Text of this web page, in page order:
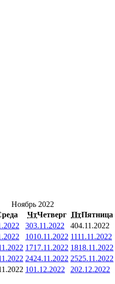
Ноябрь 2022
ЧтЧетверг ПтПятница
303.11.2022 404.11.2022
1010.11.2022 1111.11.2022
1717.11.2022 1818.11.2022
2424.11.2022 2525.11.2022
101.12.2022 202.12.2022